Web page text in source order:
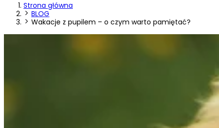
Strona główna
BLOG
Wakacje z pupilem – o czym warto pamiętać?